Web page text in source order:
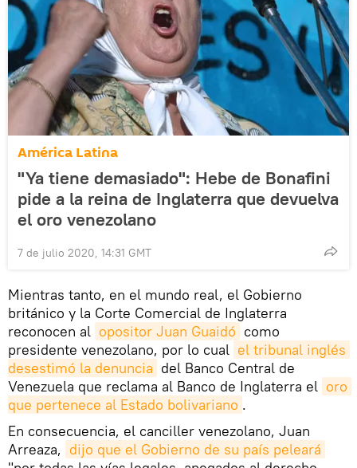
América Latina
"Ya tiene demasiado": Hebe de Bonafini
pide a la reina de Inglaterra que devuelva
el oro venezolano
7 de julio 2020, 14:31 GMT
Mientras tanto, en el mundo real, el Gobierno
británico y la Corte Comercial de Inglaterra
reconocen al opositor Juan Guaidó como
presidente venezolano, por lo cual el tribunal inglés
desestimó la denuncia del Banco Central de
Venezuela que reclama al Banco de Inglaterra el oro
que pertenece al Estado bolivariano .
En consecuencia, el canciller venezolano, Juan
Arreaza, dijo que el Gobierno de su país peleará